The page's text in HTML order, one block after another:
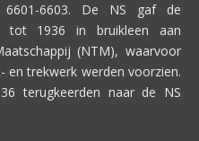
6603. De NS gaf de
tot 1936 in bruikleen aan
(NTM), waarvoor
trekwerk werden voorzien.
terugkeerden naar de NS